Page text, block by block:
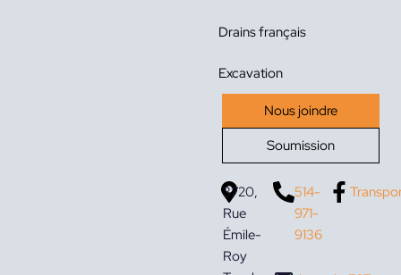
Drains français
Excavation
Nous joindre
Soumission
3720,
Rue
Émile-
Roy
514-
971-
9136